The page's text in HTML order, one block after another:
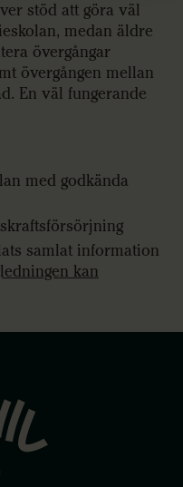
stöd att göra väl
medan äldre
övergångar
övergången mellan
En väl fungerande
med godkända
samlat information
kan